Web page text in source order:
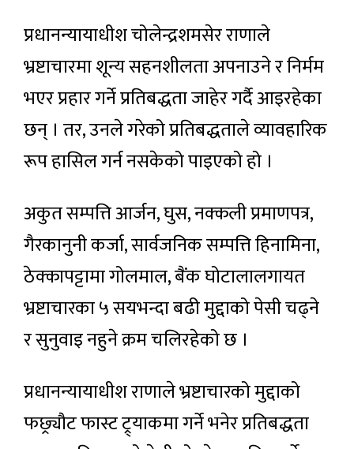
प्रधानन्यायाधीश चोलेन्द्रशमसेर राणाले
भ्रष्टाचारमा शून्य सहनशीलता अपनाउने र निर्मम
भएर प्रहार गर्ने प्रतिबद्धता जाहेर गर्दै आइरहेका
छन् । तर, उनले गरेको प्रतिबद्धताले व्यावहारिक
रूप हासिल गर्न नसकेको पाइएको हो ।
अकुत सम्पत्ति आर्जन, घुस, नक्कली प्रमाणपत्र,
गैरकानुनी कर्जा, सार्वजनिक सम्पत्ति हिनामिना,
ठेक्कापट्टामा गोलमाल, बैंक घोटालालगायत
भ्रष्टाचारका ५ सयभन्दा बढी मुद्दाको पेसी चढ्ने
र सुनुवाइ नहुने क्रम चलिरहेको छ ।
प्रधानन्यायाधीश राणाले भ्रष्टाचारको मुद्दाको
फछ्र्यौट फास्ट ट्र्याकमा गर्ने भनेर प्रतिबद्धता